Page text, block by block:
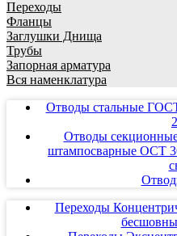
Переходы
Фланцы
Заглушки Днища
Трубы
Запорная арматура
Вся наменклатура
Отводы стальные
Отводы
штампосварные ОСТ
Переходы